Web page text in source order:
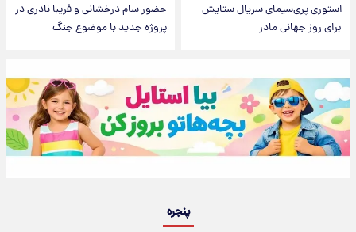
استوری پری‌سیمای سریال ستایش
برای روز جهانی مادر
حضور سام درخشانی و فریبا نادری در
پروژه جدید با موضوع جنگ
پنجره